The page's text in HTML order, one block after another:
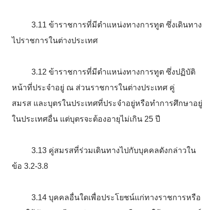
3.11 ข้าราชการที่มีตำแหน่งทางการทูต ซึ่งเดินทาง
ไปราชการในต่างประเทศ
3.12 ข้าราชการที่มีตำแหน่งทางการทูต ซึ่งปฏิบัติ
หน้าที่ประจำอยู่ ณ ส่วนราชการในต่างประเทศ คู่
สมรส และบุตรในประเทศที่ประจำอยู่หรือทำการศึกษาอยู่
ในประเทศอื่น แต่บุตรจะต้องอายุไม่เกิน 25 ปี
3.13 คู่สมรสที่ร่วมเดินทางไปกับบุคคลดังกล่าวใน
ข้อ 3.2-3.8
3.14 บุคคลอื่นใดเพื่อประโยชน์แก่ทางราชการหรือ